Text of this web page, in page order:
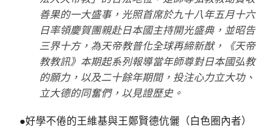
善果的一大盛事，光照首席於九十八年五月十六
日率領慶賀團親赴日本國主持開光盛典，並昭告
三界十方，為天帝教普化全球再締新猷，《天帝
教教訊》本期起系列報導當年師尊對日本國弘教
的願力，以及二十餘年期間，投注心力立大功、
立大德的同奮們，以見證歷史。
●好學不倦的王維基與王鄭賢德伉儷（白色圈內者）